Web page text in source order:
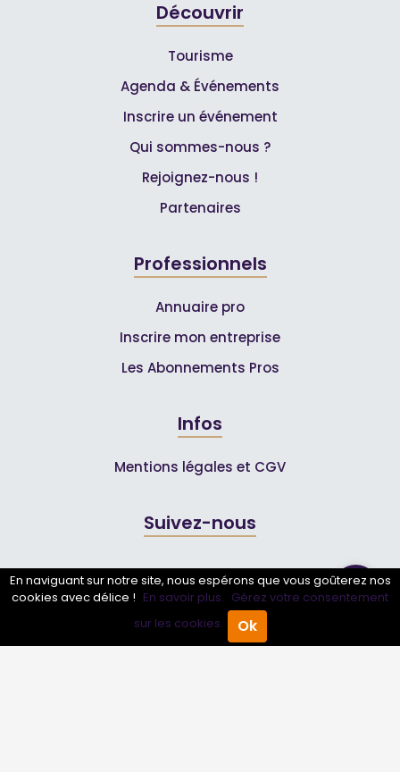
Annuaire Pro Agenda
Découvrir
Tourisme
Agenda & Événements
Inscrire un événement
Qui sommes-nous ?
Rejoignez-nous !
Partenaires
Professionnels
Annuaire pro
Inscrire mon entreprise
Les Abonnements Pros
Infos
Mentions légales et CGV
Suivez-nous
En naviguant sur notre site, nous espérons que vous goûterez nos
cookies avec délice ! En savoir plus. Gérez votre consentement
sur les cookies.
Ok